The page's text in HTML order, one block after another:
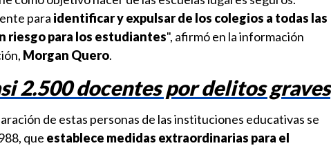
para identificar y expulsar de los colegios a todas las
riesgo para los estudiantes", afirmó en la información
Morgan Quero.
2.500 docentes por delitos graves
de estas personas de las instituciones educativas se
que establece medidas extraordinarias para el